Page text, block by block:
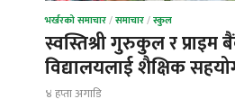
भर्खरको समाचार/समाचार/स्कुल
स्वस्तिश्री गुरुकुल र प्राइम
विद्यालयलाई शैक्षिक
४ हप्ता अगाडि